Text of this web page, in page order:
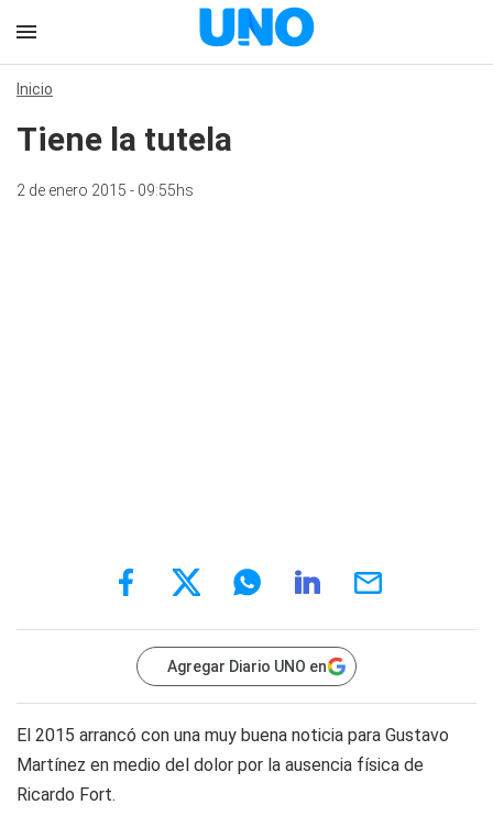
Inicio
Tiene la tutela
2 de enero 2015 - 09:55hs
Agregar Diario UNO en
El 2015 arrancó con una muy buena noticia para Gustavo
Martínez en medio del dolor por la ausencia física de
Ricardo Fort.